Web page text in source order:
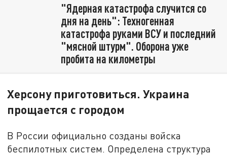
"Ядерная катастрофа случится со
дня на день": Техногенная
катастрофа руками ВСУ и последний
"мясной штурм". Оборона уже
пробита на километры
Херсону приготовиться. Украина
прощается с городом
В России официально созданы войска
беспилотных систем. Определена структура